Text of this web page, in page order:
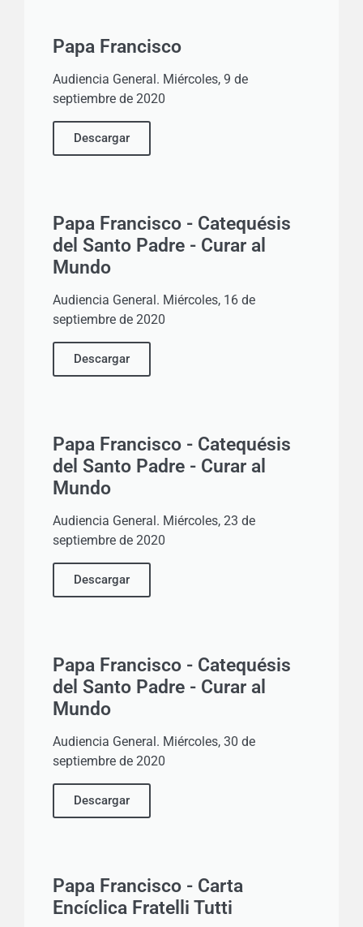
Papa Francisco
Audiencia General. Miércoles, 9 de
septiembre de 2020
Descargar
Papa Francisco - Catequésis
del Santo Padre - Curar al
Mundo
Audiencia General. Miércoles, 16 de
septiembre de 2020
Descargar
Papa Francisco - Catequésis
del Santo Padre - Curar al
Mundo
Audiencia General. Miércoles, 23 de
septiembre de 2020
Descargar
Papa Francisco - Catequésis
del Santo Padre - Curar al
Mundo
Audiencia General. Miércoles, 30 de
septiembre de 2020
Descargar
Papa Francisco - Carta
Encíclica Fratelli Tutti